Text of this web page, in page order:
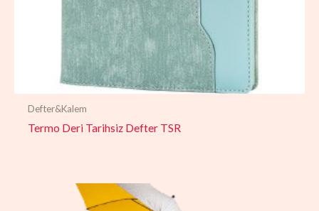
Defter&Kalem
Termo Deri Tarihsiz Defter TSR